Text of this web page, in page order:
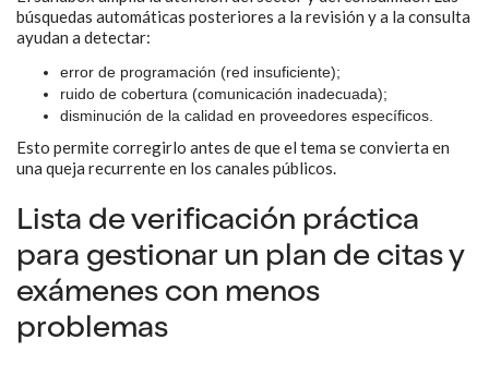
búsquedas automáticas posteriores a la revisión y a la consulta
ayudan a detectar:
error de programación (red insuficiente);
ruido de cobertura (comunicación inadecuada);
disminución de la calidad en proveedores específicos.
Esto permite corregirlo antes de que el tema se convierta en
una queja recurrente en los canales públicos.
Lista de verificación práctica
para gestionar un plan de citas y
exámenes con menos
problemas